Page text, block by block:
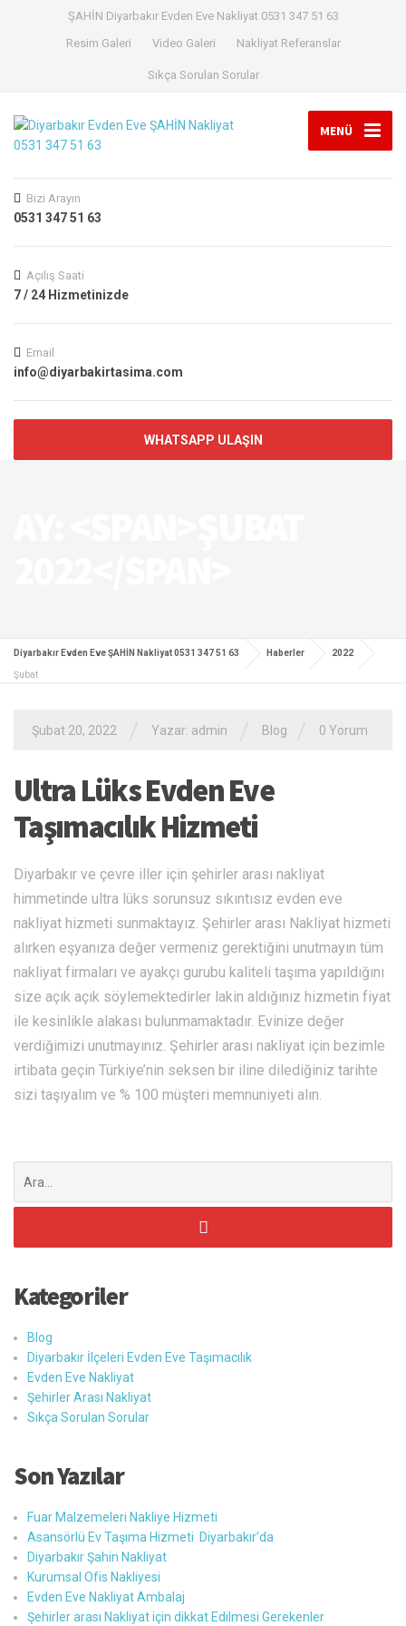
ŞAHİN Diyarbakır Evden Eve Nakliyat 0531 347 51 63
Resim Galeri
Video Galeri Nakliyat Referanslar
Sıkça Sorulan Sorular
MENÜ
Bizi Arayın
0531 347 51 63
Açılış Saati
7 / 24 Hizmetinizde
Email
info@diyarbakirtasima.com
WHATSAPP ULAŞIN
Diyarbakır Evden Eve ŞAHİN Nakliyat 0531 347 51 63 Haberler 2022
Şubat
Şubat 20, 2022 Yazar: admin Blog 0 Yorum
Ultra Lüks Evden Eve
Taşımacılık Hizmeti
Diyarbakır ve çevre iller için şehirler arası nakliyat
himmetinde ultra lüks sorunsuz sıkıntısız evden eve
nakliyat hizmeti sunmaktayız. Şehirler arası Nakliyat hizmeti
alırken eşyanıza değer vermeniz gerektiğini unutmayın tüm
nakliyat firmaları ve ayakçı gurubu kaliteli taşıma yapıldığını
size açık açık söylemektedirler lakin aldığınız hizmetin fiyat
ile kesinlikle alakası bulunmamaktadır. Evinize değer
verdiğimizi unutmayınız. Şehirler arası nakliyat için bezimle
irtibata geçin Türkiye’nin seksen bir iline dilediğiniz tarihte
sizi taşıyalım ve % 100 müşteri memnuniyeti alın.
ara:
Kategoriler
Blog
Diyarbakır İlçeleri Evden Eve Taşımacılık
Evden Eve Nakliyat
Şehirler Arası Nakliyat
Sıkça Sorulan Sorular
Son Yazılar
Fuar Malzemeleri Nakliye Hizmeti
Asansörlü Ev Taşıma Hizmeti Diyarbakır’da
Diyarbakır Şahin Nakliyat
Kurumsal Ofis Nakliyesi
Evden Eve Nakliyat Ambalaj
Şehirler arası Nakliyat için dikkat Edilmesi Gerekenler